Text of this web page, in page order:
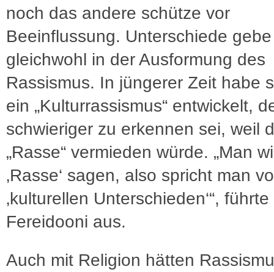
noch das andere schütze vor
Beeinflussung. Unterschiede
gleichwohl in der Ausformung des
Rassismus. In jüngerer Zeit habe
ein „Kulturrassismus“ entwickelt,
schwieriger zu erkennen sei, weil
„Rasse“ vermieden würde. „Man
‚Rasse‘ sagen, also spricht man
‚kulturellen Unterschieden‘“, führte
Fereidooni aus.
Auch mit Religion hätten